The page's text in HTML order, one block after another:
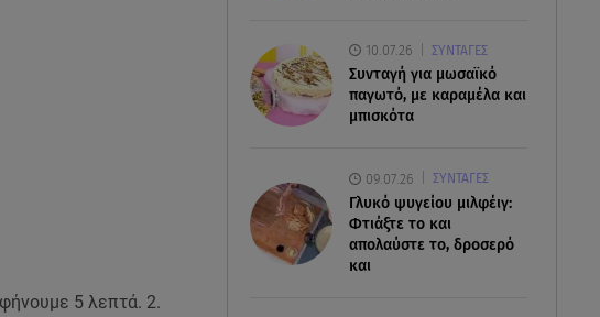
10.07.26 ΣΥΝΤΑΓΕΣ
Συνταγή για μωσαϊκό
παγωτό, με καραμέλα και
μπισκότα
09.07.26 ΣΥΝΤΑΓΕΣ
Γλυκό ψυγείου μιλφέιγ:
Φτιάξτε το και
απολαύστε το, δροσερό
και
5 λεπτά. 2.